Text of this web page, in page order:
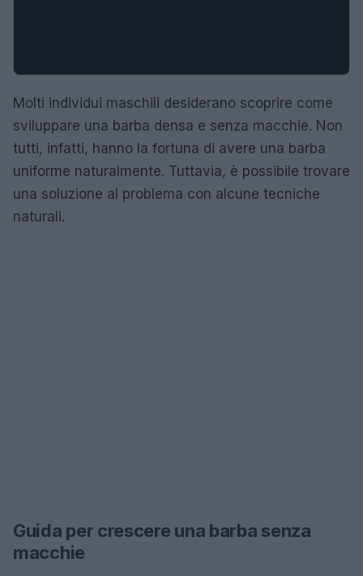
Molti individui maschili desiderano scoprire come
sviluppare una barba densa e senza macchie. Non
tutti, infatti, hanno la fortuna di avere una barba
uniforme naturalmente. Tuttavia, è possibile trovare
una soluzione al problema con alcune tecniche
naturali.
Guida per crescere una barba senza
macchie